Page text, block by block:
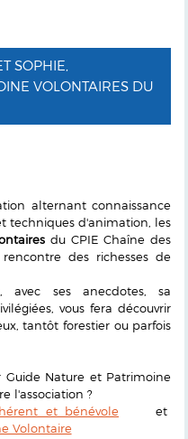
SOPHIE,
VOLONTAIRES DU
alternant connaissance
techniques d'animation, les
du CPIE Chaîne des
des richesses de
avec ses anecdotes, sa
vous fera découvrir
tantôt forestier ou parfois
Guide Nature et Patrimoine
l'association ?
et bénévole et
Volontaire